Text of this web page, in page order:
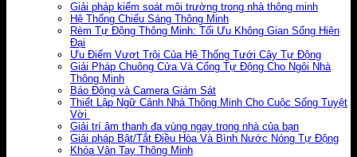
Giải pháp kiểm soát môi trường trong nhà thông minh
Hệ Thống Chiếu Sáng Thông Minh
Rèm Tự Động Thông Minh: Tối Ưu Không Gian Sống Hiện
Đại
Ưu Điểm Vượt Trội Của Hệ Thống Tưới Cây Tự Động
Giải Pháp Chuông Cửa Và Cổng Tự Động Cho Ngôi Nhà
Thông Minh
Báo Động và Camera Giám Sát
Thiết Lập Ngữ Cảnh Nhà Thông Minh Cho Cuộc Sống Tuyệt
Vời
Giải trí âm thanh đa vùng ngay trong nhà của bạn
Giải pháp Bật/Tắt Điều Hòa Và Bình Nước Nóng Tự Động
Khóa Vân Tay Thông Minh